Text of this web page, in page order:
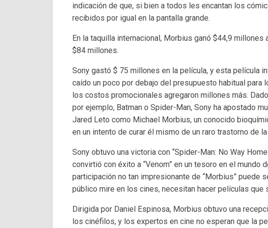
indicación de que, si bien a todos les encantan los
recibidos por igual en la pantalla grande.
En la taquilla internacional, Morbius ganó $44,9
$84 millones.
Sony gastó $ 75 millones en la película, y esta película
caído un poco por debajo del presupuesto habitual
los costos promocionales agregaron millones más.
por ejemplo, Batman o Spider-Man, Sony ha apostado
Jared Leto como Michael Morbius, un conocido
en un intento de curar él mismo de un raro trastorno de
Sony obtuvo una victoria con “Spider-Man: No Way
convirtió con éxito a “Venom” en un tesoro en el mundo
participación no tan impresionante de “Morbius” puede
público mire en los cines, necesitan hacer películas que
Dirigida por Daniel Espinosa, Morbius obtuvo una
los cinéfilos, y los expertos en cine no esperan que la